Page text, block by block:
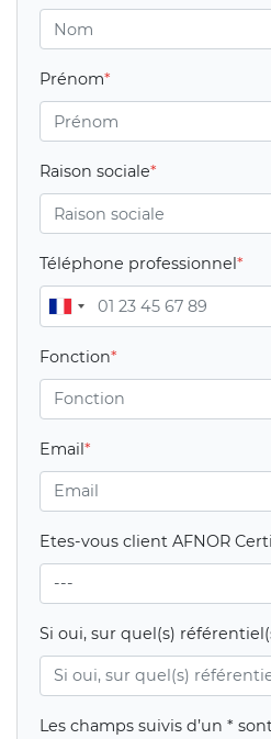
Prénom
Raison sociale
Téléphone professionnel
Fonction
Email
Etes-vous client AFNOR
Si oui, sur quel(s)
Les champs suivis d’un *